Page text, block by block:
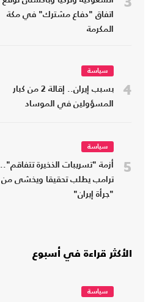
اتفاق "دفاع مشترك" في مكة
المكرمة
4
سياسة
بسبب إيران.. إقالة 2 من كبار
المسؤولين في الموساد
5
سياسة
أزمة "تسريبات الذخيرة تتفاقم"..
ترامب يطلب تحقيقا ويخشى من
"جرأة إيران"
الأكثر قراءة في أسبوع
سياسة